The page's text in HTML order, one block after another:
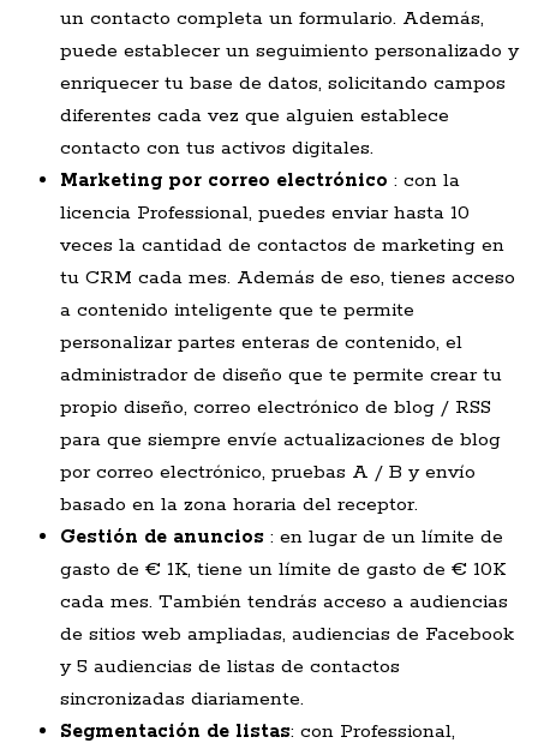
un contacto completa un formulario. Además,
puede establecer un seguimiento personalizado y
enriquecer tu base de datos, solicitando campos
diferentes cada vez que alguien establece
contacto con tus activos digitales.
Marketing por correo electrónico : con la
licencia Professional, puedes enviar hasta 10
veces la cantidad de contactos de marketing en
tu CRM cada mes. Además de eso, tienes acceso
a contenido inteligente que te permite
personalizar partes enteras de contenido, el
administrador de diseño que te permite crear tu
propio diseño, correo electrónico de blog / RSS
para que siempre envíe actualizaciones de blog
por correo electrónico, pruebas A / B y envío
basado en la zona horaria del receptor.
Gestión de anuncios : en lugar de un límite de
gasto de € 1K, tiene un límite de gasto de € 10K
cada mes. También tendrás acceso a audiencias
de sitios web ampliadas, audiencias de Facebook
y 5 audiencias de listas de contactos
sincronizadas diariamente.
Segmentación de listas: con Professional,